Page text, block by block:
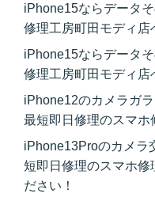
iPhone15ならデータ
修理工房町田モディ店
iPhone15ならデータ
修理工房町田モディ店
iPhone12のカメラガ
最短即日修理のスマホ
iPhone13Proのカメラ
短即日修理のスマホ修
ださい！